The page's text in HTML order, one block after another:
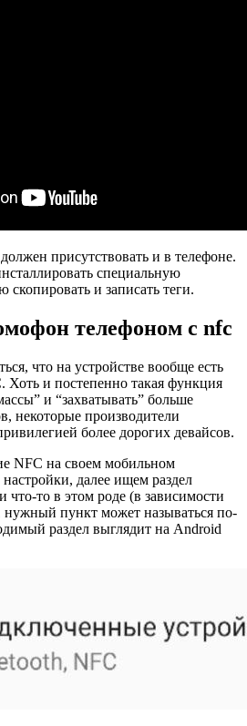
присутствовать и в телефоне.
специальную
и записать теги.
телефоном с nfc
что на устройстве вообще есть
Хоть и постепенно такая функция
и “захватывать” больше
некоторые производители
более дорогих девайсов.
NFC на своем мобильном
далее ищем раздел
что-то в этом роде (в зависимости
пункт может называться по-
раздел выглядит на Android